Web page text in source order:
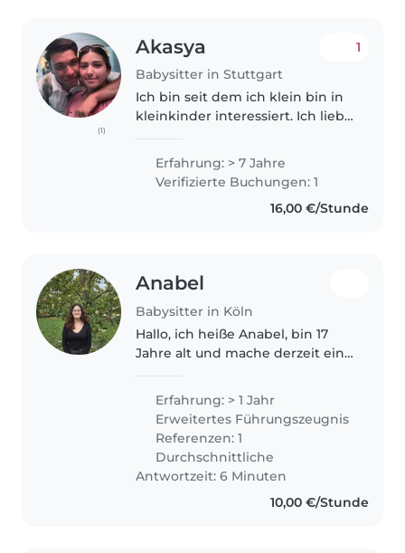
(1)
Akasya
Babysitter in Stuttgart
1
Ich bin seit dem ich klein bin in
kleinkinder interessiert. Ich liebe
und auch neue Entwicklungen
zu sehen. Ich habe seit dem ich 7
Erfahrung: > 7 Jahre
Verifizierte Buchungen: 1
16,00 €/Stunde
Anabel
Babysitter in Köln
Hallo, ich heiße Anabel, bin 17
Jahre alt und mache derzeit ein
betreue ich Kinder im Alter von
2 bis 6 Jahren und sammle
täglich wertvolle praktische..
Erfahrung: > 1 Jahr
Erweitertes Führungszeugnis
Referenzen: 1
Durchschnittliche
Antwortzeit: 6 Minuten
10,00 €/Stunde